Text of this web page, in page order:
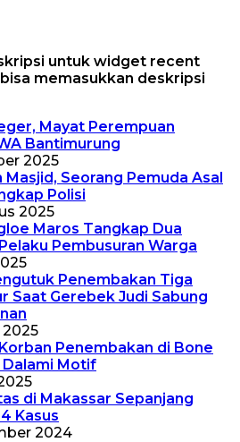
untuk widget recent
memasukkan deskripsi
Mayat Perempuan
Bantimurung
2025
Masjid, Seorang Pemuda Asal
Polisi
2025
Maros Tangkap Dua
Pembusuran Warga
Penembakan Tiga
Saat Gerebek Judi Sabung
2025
Penembakan di Bone
Dalami Motif
di Makassar Sepanjang
Kasus
2024